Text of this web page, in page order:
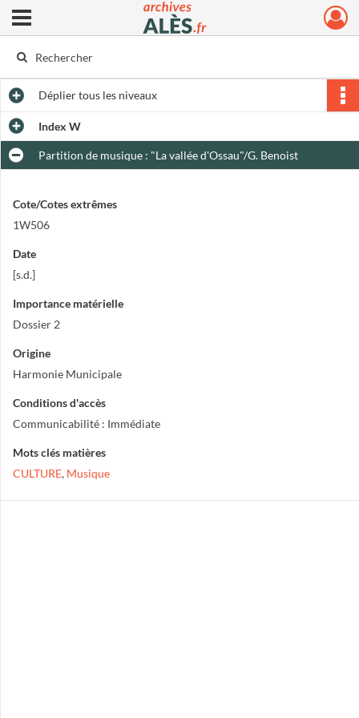
Archives municipales d'Alès
Ouvrir le menu déroulant
Dépliertous les niveaux
Index W
Partition de musique : "La vallée d'Ossau"/G. Benoist
Cote/Cotes extrêmes
1W506
Date
[s.d.]
Importance matérielle
Dossier 2
Origine
Harmonie Municipale
Conditions d'accès
Communicabilité : Immédiate
Mots clés matières
CULTURE, Musique